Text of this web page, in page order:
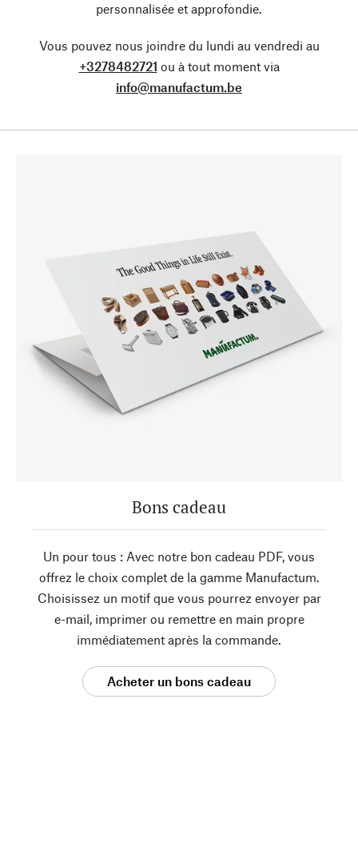
personnalisée et approfondie.
Vous pouvez nous joindre du lundi au vendredi au
+3278482721 ou à tout moment via
info@manufactum.be
Bons cadeau
Un pour tous : Avec notre bon cadeau PDF, vous
offrez le choix complet de la gamme Manufactum.
Choisissez un motif que vous pourrez envoyer par
e-mail, imprimer ou remettre en main propre
immédiatement après la commande.
Acheter un bons cadeau